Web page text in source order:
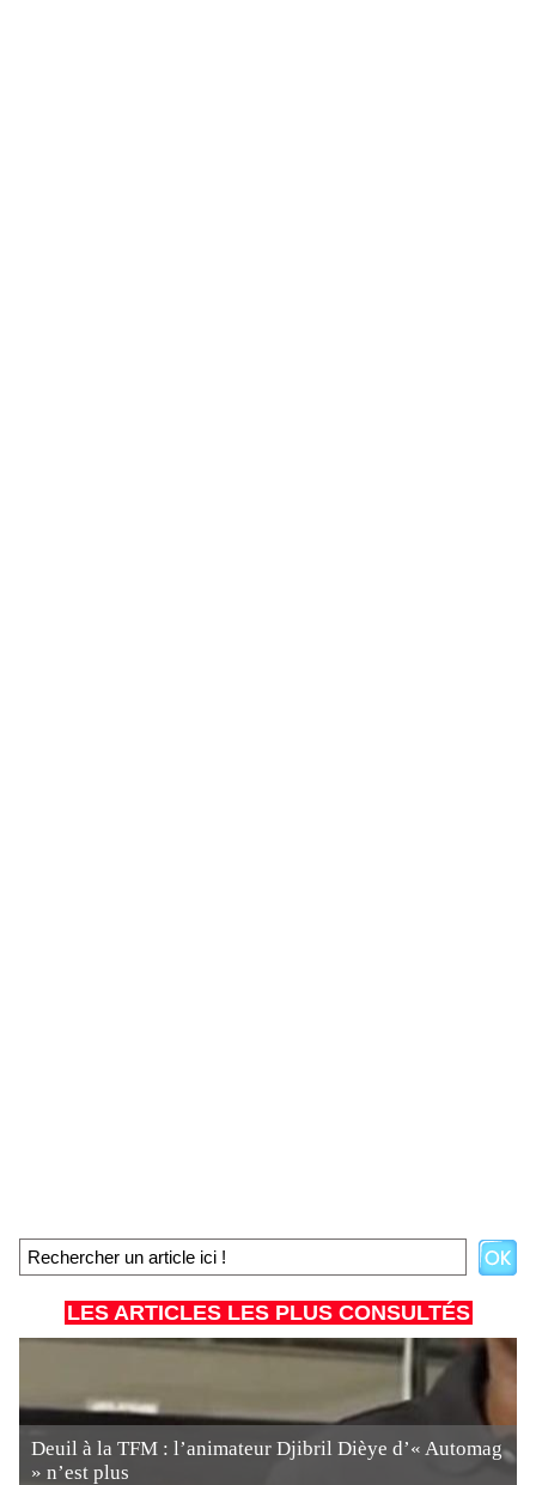
LES ARTICLES LES PLUS CONSULTÉS
Deuil à la TFM : l’animateur Djibril Dièye d’« Automag
» n’est plus